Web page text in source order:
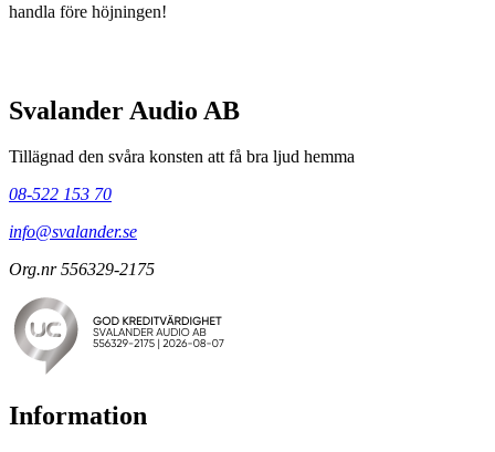
handla före höjningen!
Svalander Audio AB
Tillägnad den svåra konsten att få bra ljud hemma
08-522 153 70
info@svalander.se
Org.nr 556329-2175
Information